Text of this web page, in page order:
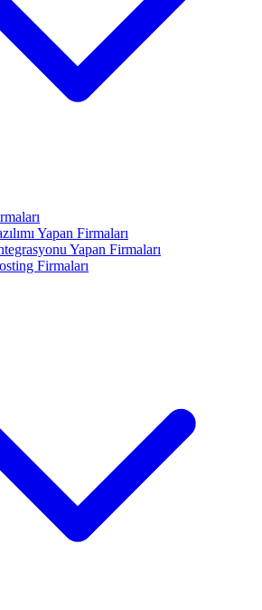
Yapan Firmaları
Yapan Firmaları
Firmaları